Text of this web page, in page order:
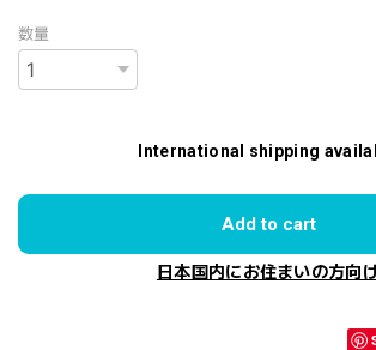
数量
International shipping
Add to cart
日本国内にお住まいの方向